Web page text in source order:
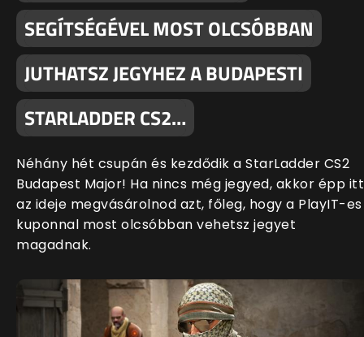
SEGÍTSÉGÉVEL MOST OLCSÓBBAN
JUTHATSZ JEGYHEZ A BUDAPESTI
STARLADDER CS2…
Néhány hét csupán és kezdődik a StarLadder CS2
Budapest Major! Ha nincs még jegyed, akkor épp itt
az ideje megvásárolnod azt, főleg, hogy a PlayIT-es
kuponnal most olcsóbban vehetsz jegyet
magadnak.